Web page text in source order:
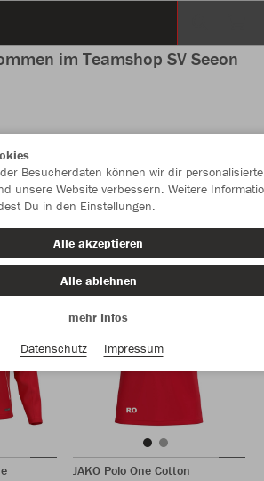
im Teamshop SV Seeon
JAKO Polo One Cotton
Besucherdaten können wir dir personalisierte
unsere Website verbessern. Weitere
Du in den Einstellungen.
Alle akzeptieren
Alle ablehnen
mehr Infos
Datenschutz
Impressum